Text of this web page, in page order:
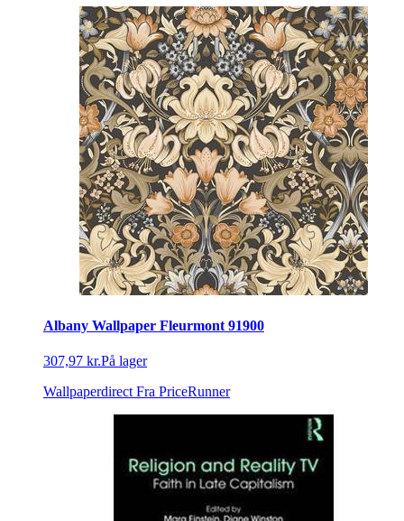
Albany Wallpaper Fleurmont 91900
307,97 kr.På lager
Wallpaperdirect Fra PriceRunner